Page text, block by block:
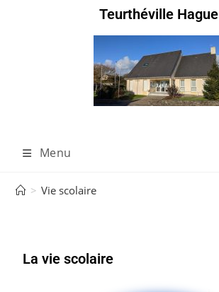
Teurthéville Hague
Menu
> Vie scolaire
La vie scolaire